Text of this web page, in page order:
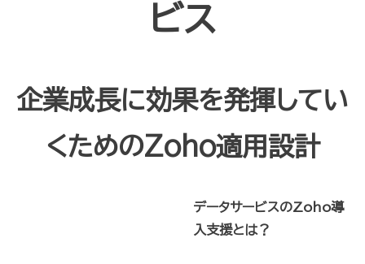
ビス
企業成長に効果を発揮してい
くためのZoho適用設計
データサービスのZoho導
入支援とは？